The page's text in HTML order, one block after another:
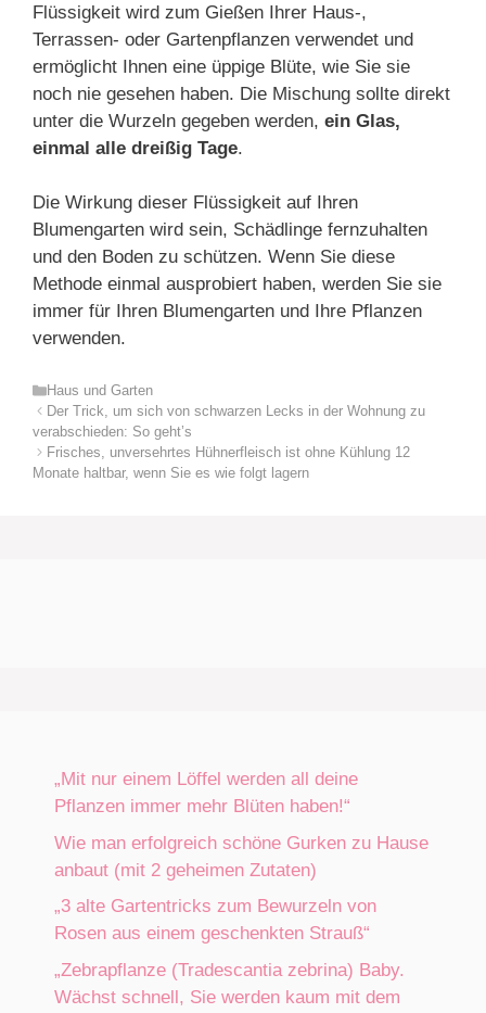
Flüssigkeit wird zum Gießen Ihrer Haus-,
Terrassen- oder Gartenpflanzen verwendet und
ermöglicht Ihnen eine üppige Blüte, wie Sie sie
noch nie gesehen haben. Die Mischung sollte direkt
unter die Wurzeln gegeben werden, ein Glas,
einmal alle dreißig Tage.
Die Wirkung dieser Flüssigkeit auf Ihren
Blumengarten wird sein, Schädlinge fernzuhalten
und den Boden zu schützen. Wenn Sie diese
Methode einmal ausprobiert haben, werden Sie sie
immer für Ihren Blumengarten und Ihre Pflanzen
verwenden.
Kategorien
Haus und Garten
Der Trick, um sich von schwarzen Lecks in der Wohnung zu
verabschieden: So geht’s
Frisches, unversehrtes Hühnerfleisch ist ohne Kühlung 12
Monate haltbar, wenn Sie es wie folgt lagern
„Mit nur einem Löffel werden all deine
Pflanzen immer mehr Blüten haben!“
Wie man erfolgreich schöne Gurken zu Hause
anbaut (mit 2 geheimen Zutaten)
„3 alte Gartentricks zum Bewurzeln von
Rosen aus einem geschenkten Strauß“
„Zebrapflanze (Tradescantia zebrina) Baby.
Wächst schnell, Sie werden kaum mit dem